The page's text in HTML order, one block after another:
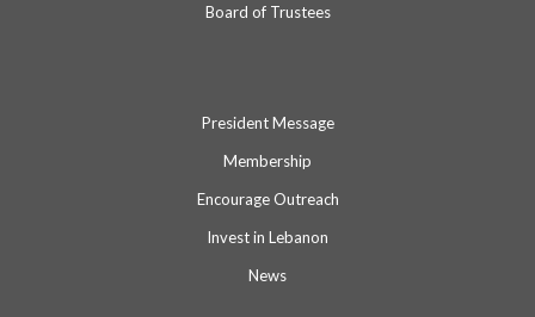
Board of Trustees
President Message
Membership
Encourage Outreach
Invest in Lebanon
News